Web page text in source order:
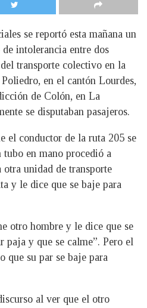
se reportó esta mañana un
de intolerancia entre dos
transporte colectivo en la
en el cantón Lourdes,
de Colón, en La
se disputaban pasajeros.
el conductor de la ruta 205 se
en mano procedió a
unidad de transporte
y le dice que se baje para
otro hombre y le dice que se
paja y que se calme”. Pero el
que su par se baje para
al ver que el otro